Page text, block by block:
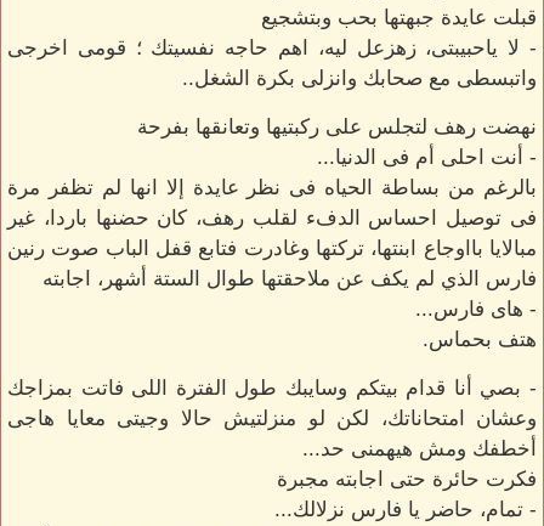
قبلت عايدة جبهتها بحب وبتشجيع
- لا ياحبيبتى، زهزعل ليه، اهم حاجه نفسيتك ؛ قومى اخرجى
واتبسطى مع صحابك وانزلى بكرة الشغل..
نهضت رهف لتجلس على ركبتيها وتعانقها بفرحة
- أنت احلى أم فى الدنيا...
بالرغم من بساطة الحياه فى نظر عايدة إلا انها لم تظفر مرة
فى توصيل احساس الدفء لقلب رهف، كان حضنها باردا، غير
مبالايا بااوجاع ابنتها، تركتها وغادرت فتابع قفل الباب صوت رنين
فارس الذي لم يكف عن ملاحقتها طوال الستة أشهر، اجابته
- هاى فارس...
هتف بحماس.
- بصي أنا قدام بيتكم وسايبك طول الفترة اللى فاتت بمزاجك
وعشان امتحاناتك، لكن لو منزلتيش حالا وجيتى معايا هاجى
أخطفك ومش هيهمنى حد...
فكرت حائرة حتى اجابته مجبرة
- تمام، حاضر يا فارس نزلالك...